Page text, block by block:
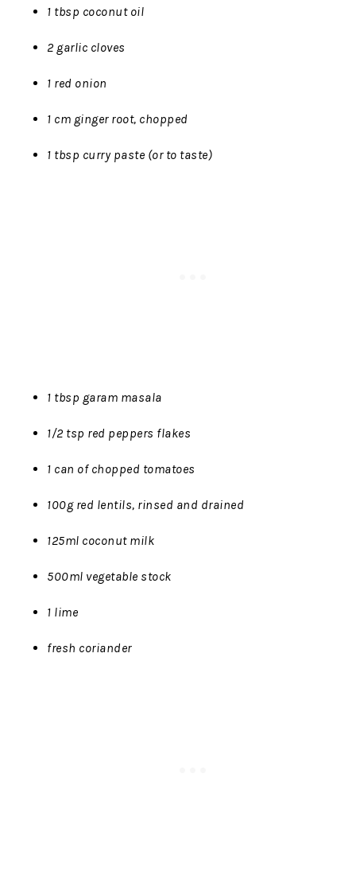
1 tbsp coconut oil
2 garlic cloves
1 red onion
1 cm ginger root, chopped
1 tbsp curry paste (or to taste)
1 tbsp garam masala
1/2 tsp red peppers flakes
1 can of chopped tomatoes
100g red lentils, rinsed and drained
125ml coconut milk
500ml vegetable stock
1 lime
fresh coriander